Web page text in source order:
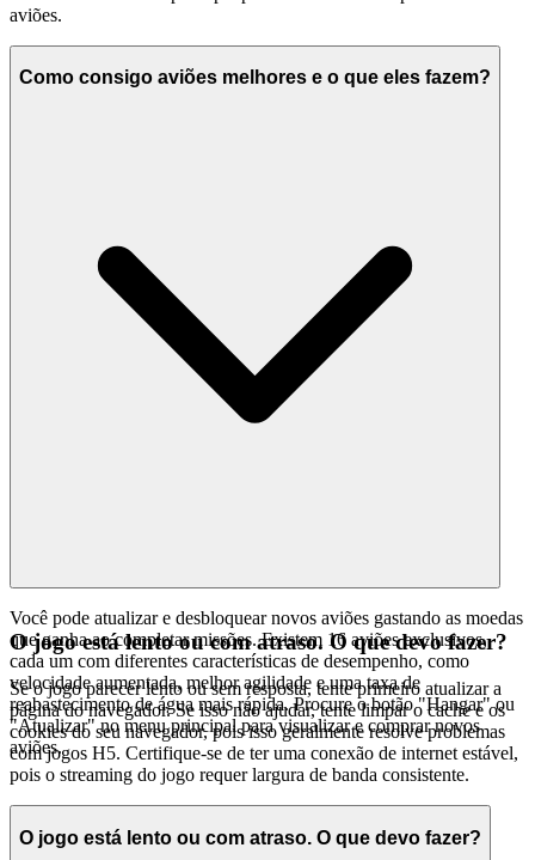
aviões.
Como consigo aviões melhores e o que eles fazem?
Você pode atualizar e desbloquear novos aviões gastando as moedas
que ganha ao completar missões. Existem 16 aviões exclusivos,
cada um com diferentes características de desempenho, como
velocidade aumentada, melhor agilidade e uma taxa de
reabastecimento de água mais rápida. Procure o botão "Hangar" ou
"Atualizar" no menu principal para visualizar e comprar novos
aviões.
O jogo está lento ou com atraso. O que devo fazer?
Se o jogo parecer lento ou sem resposta, tente primeiro atualizar a
página do navegador. Se isso não ajudar, tente limpar o cache e os
cookies do seu navegador, pois isso geralmente resolve problemas
com jogos H5. Certifique-se de ter uma conexão de internet estável,
pois o streaming do jogo requer largura de banda consistente.
O jogo está lento ou com atraso. O que devo fazer?